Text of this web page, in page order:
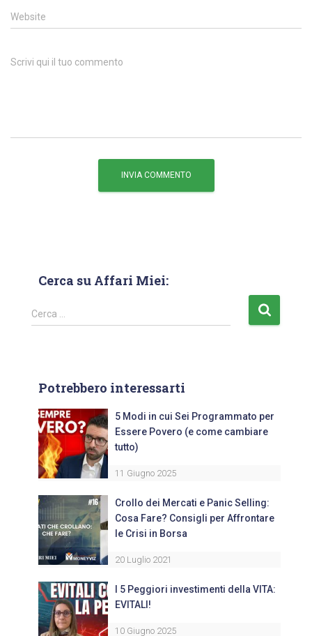
Website
Scrivi qui il tuo commento
Cerca su Affari Miei:
Cerca …
Potrebbero interessarti
5 Modi in cui Sei Programmato per
Essere Povero (e come cambiare
tutto)
11 Giugno 2025
Crollo dei Mercati e Panic Selling:
Cosa Fare? Consigli per Affrontare
le Crisi in Borsa
20 Luglio 2021
I 5 Peggiori investimenti della VITA:
EVITALI!
10 Giugno 2025